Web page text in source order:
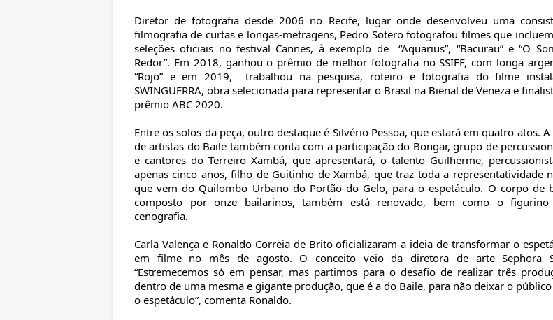
Diretor de fotografia desde 2006 no Recife, lugar onde desenvolveu uma
filmografia de curtas e longas-metragens, Pedro Sotero fotografou filmes que
seleções oficiais no festival Cannes, à exemplo de “Aquarius”, “Bacurau” e “O
Redor”. Em 2018, ganhou o prêmio de melhor fotografia no SSIFF, com longa
“Rojo” e em 2019, trabalhou na pesquisa, roteiro e fotografia do filme
SWINGUERRA, obra selecionada para representar o Brasil na Bienal de Veneza e
prêmio ABC 2020.
Entre os solos da peça, outro destaque é Silvério Pessoa, que estará em quatro atos.
de artistas do Baile também conta com a participação do Bongar, grupo de
e cantores do Terreiro Xambá, que apresentará, o talento Guilherme,
apenas cinco anos, filho de Guitinho de Xambá, que traz toda a representatividade
que vem do Quilombo Urbano do Portão do Gelo, para o espetáculo. O corpo de
composto por onze bailarinos, também está renovado, bem como o
cenografia.
Carla Valença e Ronaldo Correia de Brito oficializaram a ideia de transformar o
em filme no mês de agosto. O conceito veio da diretora de arte Sephora
“Estremecemos só em pensar, mas partimos para o desafio de realizar três
dentro de uma mesma e gigante produção, que é a do Baile, para não deixar o
o espetáculo”, comenta Ronaldo.